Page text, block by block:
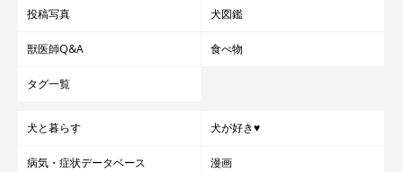
投稿写真 犬図鑑
獣医師Q&A 食べ物
タグ一覧
犬と暮らす 犬が好き♥
病気・症状データベース 漫画